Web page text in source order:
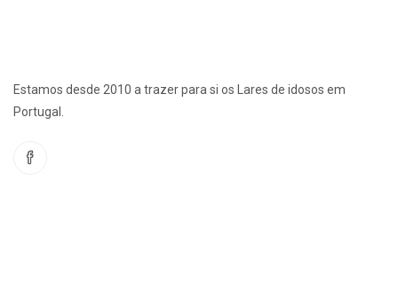
Estamos desde 2010 a trazer para si os Lares de idosos em
Portugal.